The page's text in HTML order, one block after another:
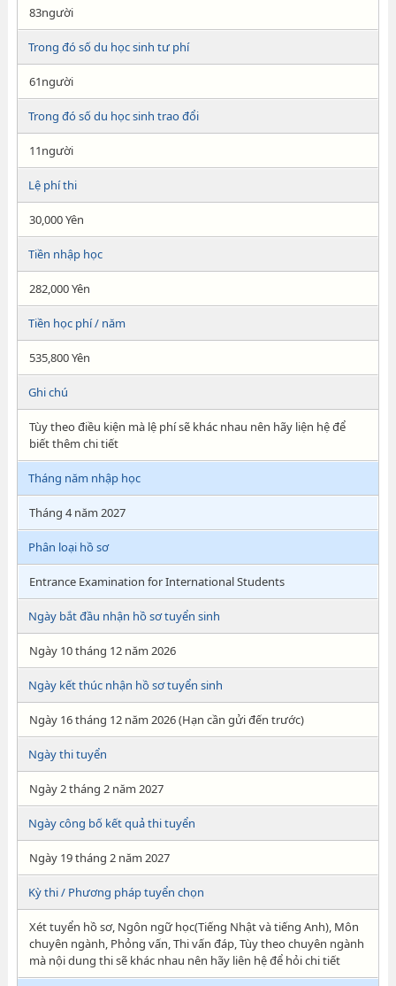
83người
Trong đó số du học sinh tư phí
61người
Trong đó số du học sinh trao đổi
11người
Lệ phí thi
30,000 Yên
Tiền nhập học
282,000 Yên
Tiền học phí / năm
535,800 Yên
Ghi chú
Tùy theo điều kiện mà lệ phí sẽ khác nhau nên hãy liện hệ để
biết thêm chi tiết
Tháng năm nhập học
Tháng 4 năm 2027
Phân loại hồ sơ
Entrance Examination for International Students
Ngày bắt đầu nhận hồ sơ tuyển sinh
Ngày 10 tháng 12 năm 2026
Ngày kết thúc nhận hồ sơ tuyển sinh
Ngày 16 tháng 12 năm 2026 (Hạn cần gửi đến trước)
Ngày thi tuyển
Ngày 2 tháng 2 năm 2027
Ngày công bố kết quả thi tuyển
Ngày 19 tháng 2 năm 2027
Kỳ thi / Phương pháp tuyển chọn
Xét tuyển hồ sơ, Ngôn ngữ học(Tiếng Nhật và tiếng Anh), Môn
chuyên ngành, Phỏng vấn, Thi vấn đáp, Tùy theo chuyên ngành
mà nội dung thi sẽ khác nhau nên hãy liên hệ để hỏi chi tiết